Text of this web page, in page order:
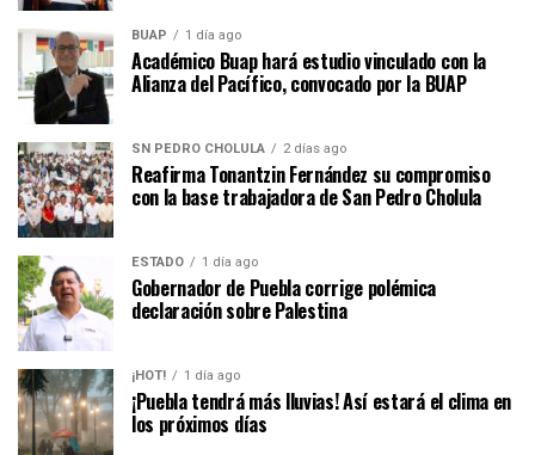
BUAP 1 día ago
Académico Buap hará estudio vinculado con la
Alianza del Pacífico, convocado por la BUAP
SN PEDRO CHOLULA 2 días ago
Reafirma Tonantzin Fernández su compromiso
con la base trabajadora de San Pedro Cholula
ESTADO 1 día ago
Gobernador de Puebla corrige polémica
declaración sobre Palestina
¡HOT! 1 día ago
¡Puebla tendrá más lluvias! Así estará el clima en
los próximos días